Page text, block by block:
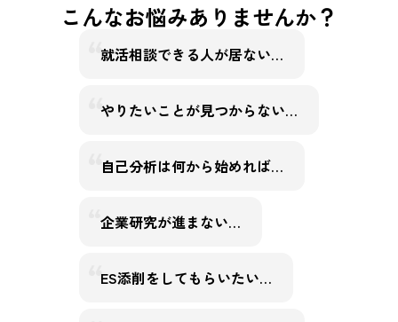
こんなお悩みありませんか？
就活相談できる人が居ない…
やりたいことが見つからない…
自己分析は何から始めれば…
企業研究が進まない…
ES添削をしてもらいたい…